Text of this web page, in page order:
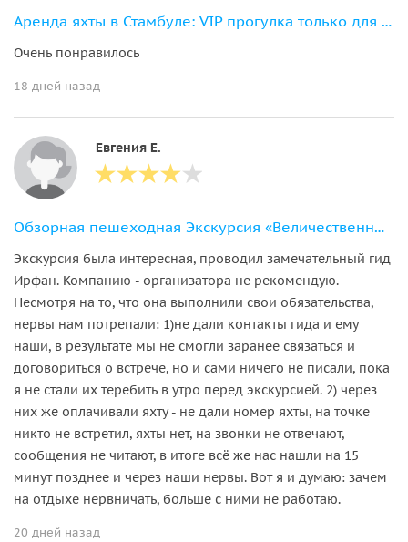
Аренда яхты в Стамбуле: VIP прогулка только для вашей компании
Очень понравилось
18 дней назад
Евгения Е.
Обзорная пешеходная Экскурсия «Величественный Стамбул»
Экскурсия была интересная, проводил замечательный гид
Ирфан. Компанию - организатора не рекомендую.
Несмотря на то, что она выполнили свои обязательства,
нервы нам потрепали: 1)не дали контакты гида и ему
наши, в результате мы не смогли заранее связаться и
договориться о встрече, но и сами ничего не писали, пока
я не стали их теребить в утро перед экскурсией. 2) через
них же оплачивали яхту - не дали номер яхты, на точке
никто не встретил, яхты нет, на звонки не отвечают,
сообщения не читают, в итоге всё же нас нашли на 15
минут позднее и через наши нервы. Вот я и думаю: зачем
на отдыхе нервничать, больше с ними не работаю.
20 дней назад